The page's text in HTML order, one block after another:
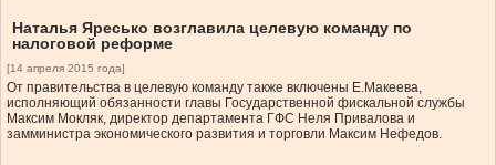
Наталья Яресько возглавила целевую команду по
налоговой реформе
[14 апреля 2015 года]
От правительства в целевую команду также включены Е.Макеева,
исполняющий обязанности главы Государственной фискальной службы
Максим Мокляк, директор департамента ГФС Неля Привалова и
замминистра экономического развития и торговли Максим Нефедов.